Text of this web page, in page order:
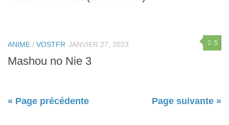
5
ANIME / VOSTFR JANVIER 27, 2023
Mashou no Nie 3
« Page précédente Page suivante »